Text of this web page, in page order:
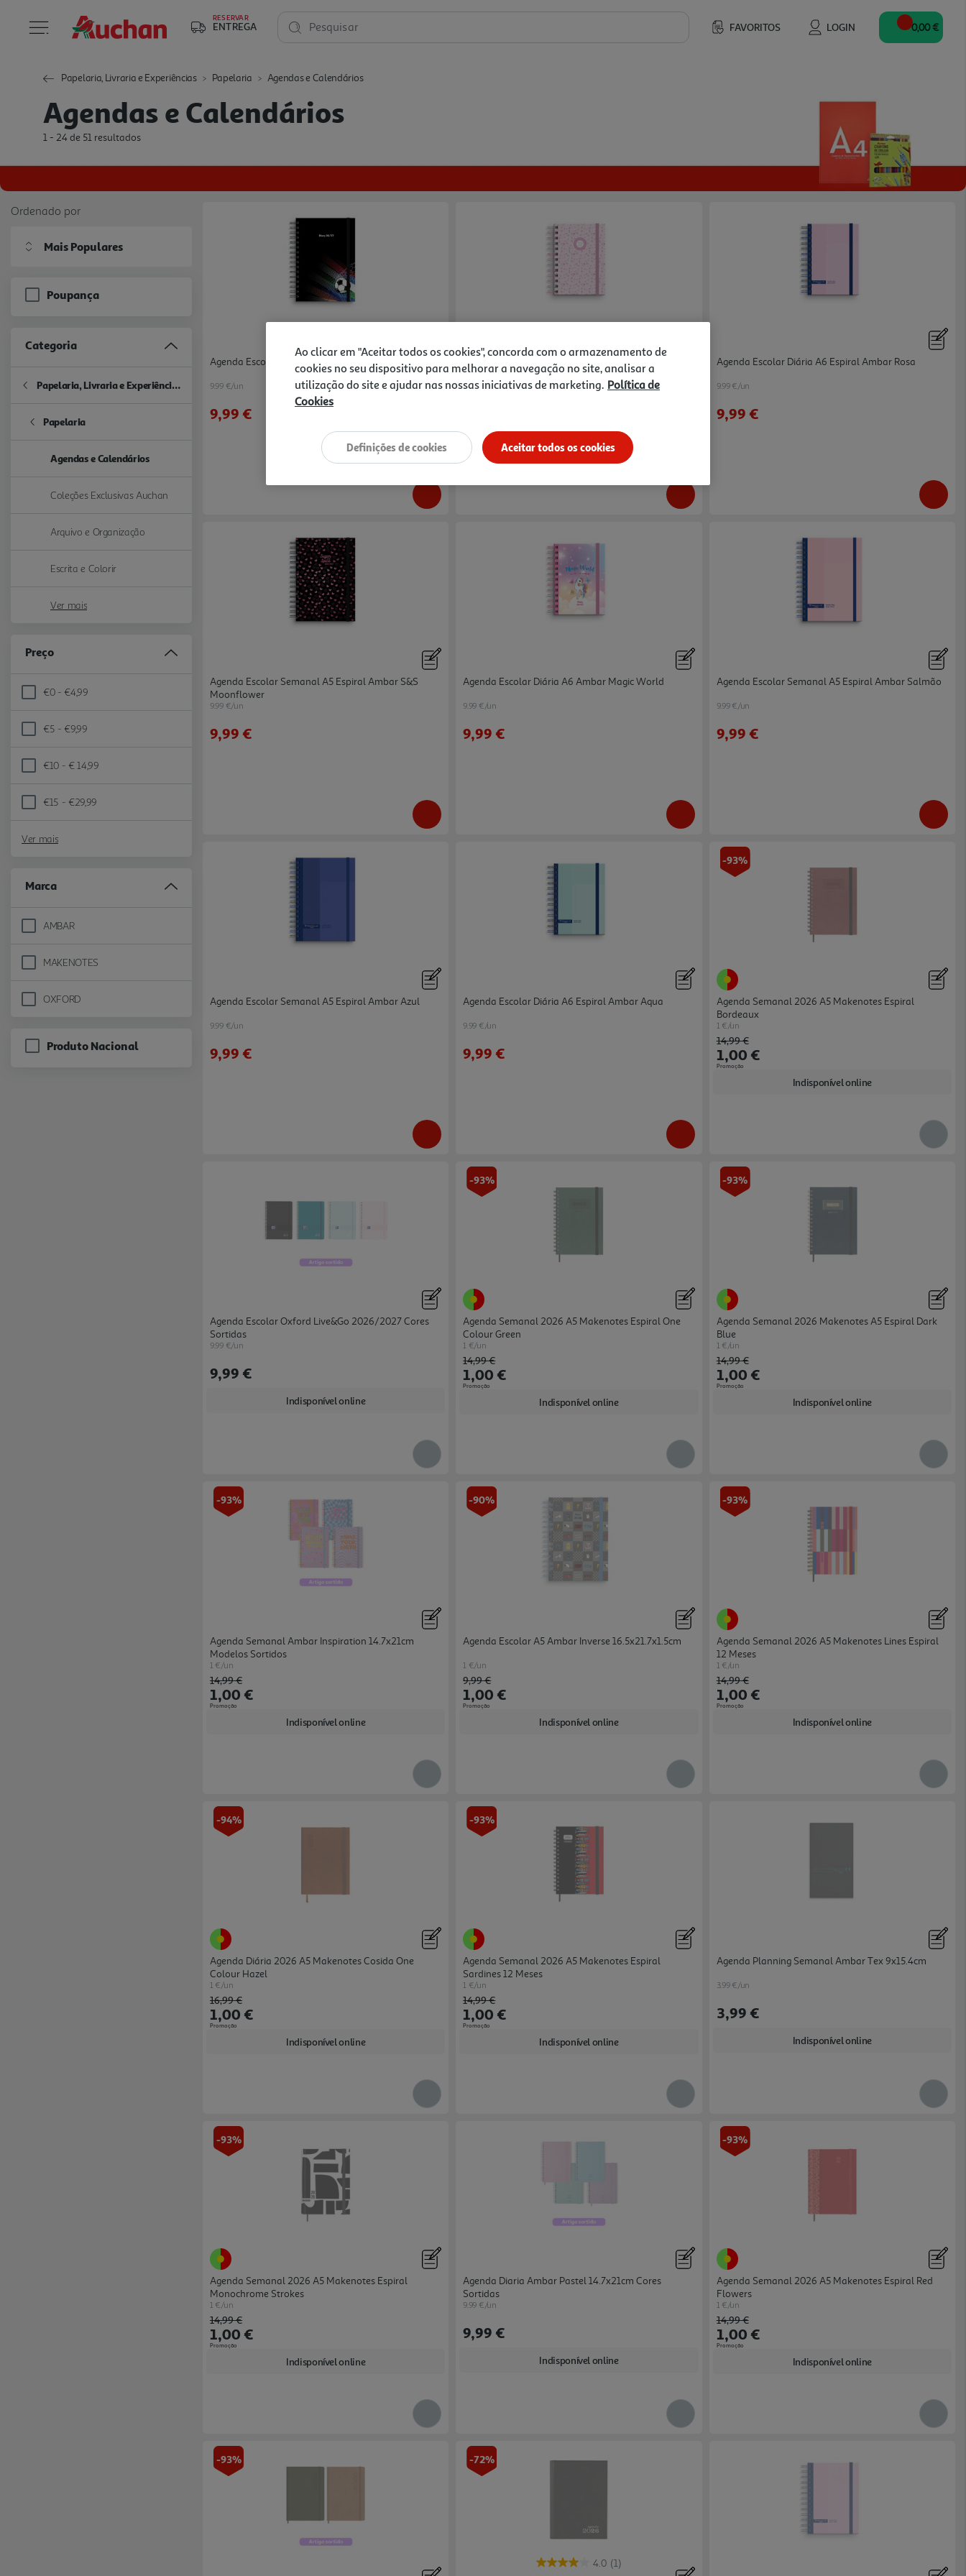
RESERVAR
ENTREGA FAVORITOS LOGIN
Pesquisar 0,00 €
Papelaria, Livraria e Experiências Papelaria Agendas e Calendários
Agendas e Calendários
1 - 24 de 51 resultados
Ordenado por
Mais Populares
Poupança
Categoria
Papelaria, Livraria e Experiências
Refine by Categoria: Papelaria, Livraria e Experiências
Papelaria
Refine by Categoria: Papelaria
Agendas e Calendários
selected Currently Refined by Categoria: Agendas e Calendários
Coleções Exclusivas Auchan
Refine by Categoria: Coleções Exclusivas Auchan
Arquivo e Organização
Refine by Categoria: Arquivo e Organização
Escrita e Colorir
Refine by Categoria: Escrita e Colorir
Ver mais
Preço
€0 - €4,99
Refine by Preço: €0 - €4,99
€5 - €9,99
Refine by Preço: €5 - €9,99
€10 - € 14,99
Refine by Preço: €10 - € 14,99
€15 - €29,99
Refine by Preço: €15 - €29,99
Ver mais
Marca
AMBAR
Refine by Marca: AMBAR
MAKENOTES
Refine by Marca: MAKENOTES
OXFORD
Refine by Marca: OXFORD
Produto Nacional
Agenda Escolar Semanal A5 Ambar Inverse
9.99 €/un
9,99 €
Agenda Escolar Diária A6 Espiral Ambar Cute Pink
9.99 €/un
Agenda Escolar Diária A6 Espiral Ambar Rosa
9.99 €/un
9,99 €
Agenda Escolar Semanal A5 Espiral Ambar S&s
Moonflower
9.99 €/un
9,99 €
Agenda Escolar Diária A6 Ambar Magic World
9.99 €/un
9,99 €
Agenda Escolar Semanal A5 Espiral Ambar Salmão
9.99 €/un
9,99 €
Agenda Escolar Semanal A5 Espiral Ambar Azul
9.99 €/un
9,99 €
Agenda Escolar Diária A6 Espiral Ambar Aqua
9.99 €/un
9,99 €
-93%
Agenda Semanal 2026 A5 Makenotes Espiral
Bordeaux
1 €/un
Price reduced from
14,99 €to
1,00 €
Promoção
Indisponível online
Agenda Escolar Oxford Live&go 2026/2027 Cores
Sortidas
9.99 €/un
9,99 €
Indisponível online
-93%
Agenda Semanal 2026 A5 Makenotes Espiral One
Colour Green
1 €/un
Price reduced from
14,99 €to
1,00 €
Promoção
Indisponível online
-93%
Agenda Semanal 2026 Makenotes A5 Espiral Dark
Blue
1 €/un
Price reduced from
14,99 €to
1,00 €
Promoção
Indisponível online
-93%
Agenda Semanal Ambar Inspiration 14.7x21cm
Modelos Sortidos
1 €/un
Price reduced from
14,99 €to
1,00 €
Promoção
Indisponível online
-90%
Agenda Escolar A5 Ambar Inverse 16.5x21.7x1.5cm
1 €/un
Price reduced from
9,99 €to
1,00 €
Promoção
Indisponível online
-93%
Agenda Semanal 2026 A5 Makenotes Lines Espiral
12 Meses
1 €/un
Price reduced from
14,99 €to
1,00 €
Promoção
Indisponível online
-94%
Agenda Diária 2026 A5 Makenotes Cosida One
Colour Hazel
1 €/un
Price reduced from
16,99 €to
1,00 €
Promoção
Indisponível online
-93%
Agenda Semanal 2026 A5 Makenotes Espiral
Sardines 12 Meses
1 €/un
Price reduced from
14,99 €to
1,00 €
Promoção
Indisponível online
Agenda Planning Semanal Ambar Tex 9x15.4cm
3.99 €/un
3,99 €
Indisponível online
-93%
Agenda Semanal 2026 A5 Makenotes Espiral
Monochrome Strokes
1 €/un
Price reduced from
14,99 €to
1,00 €
Promoção
Indisponível online
Agenda Diaria Ambar Pastel 14.7x21cm Cores
Sortidas
9.99 €/un
9,99 €
Indisponível online
-93%
Agenda Semanal 2026 A5 Makenotes Espiral Red
Flowers
1 €/un
Price reduced from
14,99 €to
1,00 €
Promoção
Indisponível online
-93% -72%
4.0 (1)
Ao clicar em "Aceitar todos os cookies", concorda com o armazenamento de
cookies no seu dispositivo para melhorar a navegação no site, analisar a
utilização do site e ajudar nas nossas iniciativas de marketing. Política de
Cookies
Aceitar todos os cookies
Definições de cookies